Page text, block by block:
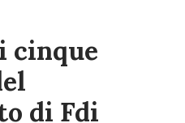
cinque
di Fdi